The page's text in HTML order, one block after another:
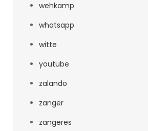
wehkamp
whatsapp
witte
youtube
zalando
zanger
zangeres